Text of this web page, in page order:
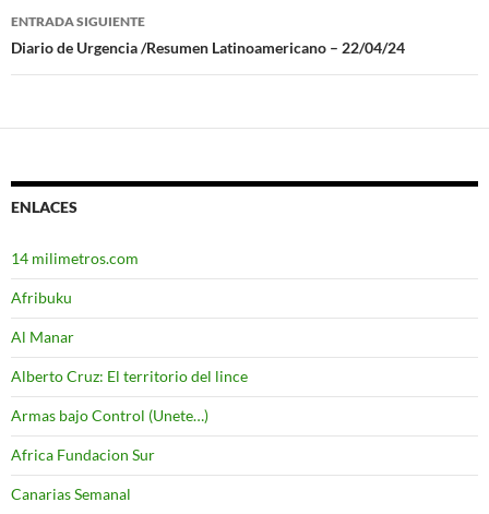
de
entradas
ENTRADA SIGUIENTE
Diario de Urgencia /Resumen Latinoamericano – 22/04/24
ENLACES
14 milimetros.com
Afribuku
Al Manar
Alberto Cruz: El territorio del lince
Armas bajo Control (Unete…)
Africa Fundacion Sur
Canarias Semanal